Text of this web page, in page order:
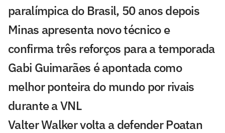
paralímpica do Brasil, 50 anos depois
Minas apresenta novo técnico e
confirma três reforços para a temporada
Gabi Guimarães é apontada como
melhor ponteira do mundo por rivais
durante a VNL
Valter Walker volta a defender Poatan